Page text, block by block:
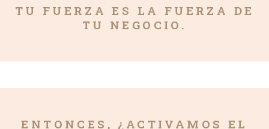
TU FUERZA ES LA FUERZA DE
TU NEGOCIO.
ENTONCES, ¿ACTIVAMOS EL